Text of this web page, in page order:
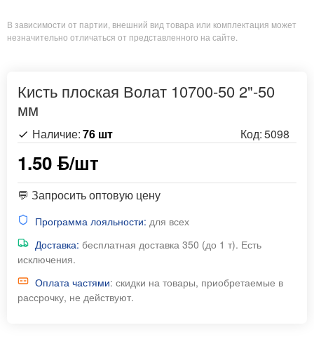
В зависимости от партии, внешний вид товара или комплектация может
незначительно отличаться от представленного на сайте.
Кисть плоская Волат 10700-50 2"-50
мм
1.50 ƃ/шт
Наличие:76 шт Код:5098
💬 Запросить оптовую цену
Программа лояльности: для всех
Доставка: бесплатная доставка 350 (до 1 т). Есть
исключения.
Оплата частями: скидки на товары, приобретаемые в
рассрочку, не действуют.